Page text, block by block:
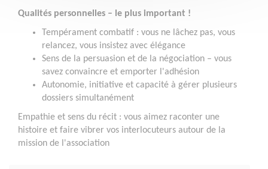
Qualités personnelles – le plus important !
Tempérament combatif : vous ne lâchez pas, vous
relancez, vous insistez avec élégance
Sens de la persuasion et de la négociation – vous
savez convaincre et emporter l'adhésion
Autonomie, initiative et capacité à gérer plusieurs
dossiers simultanément
Empathie et sens du récit : vous aimez raconter une
histoire et faire vibrer vos interlocuteurs autour de la
mission de l'association